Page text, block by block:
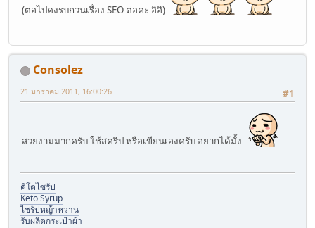
(ต่อไปคงรบกวนเรื่อง SEO ต่อคะ อิอิ)
Consolez
#1
21 มกราคม 2011, 16:00:26
สวยงามมากครับ ใช้สคริป หรือเขียนเองครับ อยากได้มั้ง
คีโตไซรัป
Keto Syrup
ไซรัปหญ้าหวาน
รับผลิตกระเป๋าผ้า